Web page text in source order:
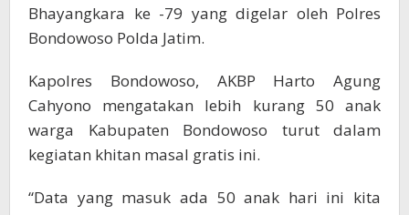
Bhayangkara ke -79 yang digelar oleh Polres
Bondowoso Polda Jatim.
Kapolres Bondowoso, AKBP Harto Agung
Cahyono mengatakan lebih kurang 50 anak
warga Kabupaten Bondowoso turut dalam
kegiatan khitan masal gratis ini.
“Data yang masuk ada 50 anak hari ini kita